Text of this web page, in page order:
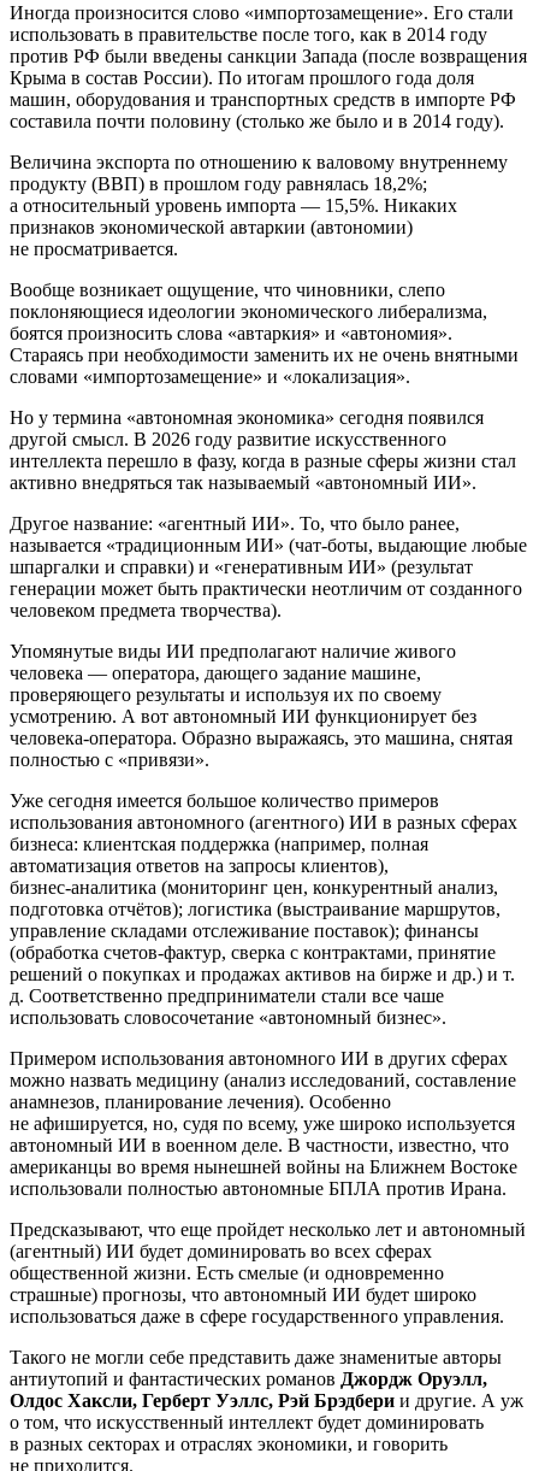
Иногда произносится слово «импортозамещение». Его стали
использовать в правительстве после того, как в 2014 году
против РФ были введены санкции Запада (после возвращения
Крыма в состав России). По итогам прошлого года доля
машин, оборудования и транспортных средств в импорте РФ
составила почти половину (столько же было и в 2014 году).
Величина экспорта по отношению к валовому внутреннему
продукту (ВВП) в прошлом году равнялась 18,2%;
а относительный уровень импорта — 15,5%. Никаких
признаков экономической автаркии (автономии)
не просматривается.
Вообще возникает ощущение, что чиновники, слепо
поклоняющиеся идеологии экономического либерализма,
боятся произносить слова «автаркия» и «автономия».
Стараясь при необходимости заменить их не очень внятными
словами «импортозамещение» и «локализация».
Но у термина «автономная экономика» сегодня появился
другой смысл. В 2026 году развитие искусственного
интеллекта перешло в фазу, когда в разные сферы жизни стал
активно внедряться так называемый «автономный ИИ».
Другое название: «агентный ИИ». То, что было ранее,
называется «традиционным ИИ» (чат‑боты, выдающие любые
шпаргалки и справки) и «генеративным ИИ» (результат
генерации может быть практически неотличим от созданного
человеком предмета творчества).
Упомянутые виды ИИ предполагают наличие живого
человека — оператора, дающего задание машине,
проверяющего результаты и используя их по своему
усмотрению. А вот автономный ИИ функционирует без
человека-оператора. Образно выражаясь, это машина, снятая
полностью с «привязи».
Уже сегодня имеется большое количество примеров
использования автономного (агентного) ИИ в разных сферах
бизнеса: клиентская поддержка (например, полная
автоматизация ответов на запросы клиентов),
бизнес‑аналитика (мониторинг цен, конкурентный анализ,
подготовка отчётов); логистика (выстраивание маршрутов,
управление складами отслеживание поставок); финансы
(обработка счетов‑фактур, сверка с контрактами, принятие
решений о покупках и продажах активов на бирже и др.) и т.
д. Соответственно предприниматели стали все чаше
использовать словосочетание «автономный бизнес».
Примером использования автономного ИИ в других сферах
можно назвать медицину (анализ исследований, составление
анамнезов, планирование лечения). Особенно
не афишируется, но, судя по всему, уже широко используется
автономный ИИ в военном деле. В частности, известно, что
американцы во время нынешней войны на Ближнем Востоке
использовали полностью автономные БПЛА против Ирана.
Предсказывают, что еще пройдет несколько лет и автономный
(агентный) ИИ будет доминировать во всех сферах
общественной жизни. Есть смелые (и одновременно
страшные) прогнозы, что автономный ИИ будет широко
использоваться даже в сфере государственного управления.
Такого не могли себе представить даже знаменитые авторы
антиутопий и фантастических романов Джордж Оруэлл,
Олдос Хаксли, Герберт Уэллс, Рэй Брэдбери и другие. А уж
о том, что искусственный интеллект будет доминировать
в разных секторах и отраслях экономики, и говорить
не приходится.